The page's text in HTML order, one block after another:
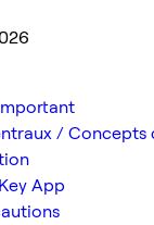
/ Concepts
App